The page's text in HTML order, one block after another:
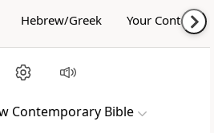
Hebrew/Greek Your Content
Contemporary Bible